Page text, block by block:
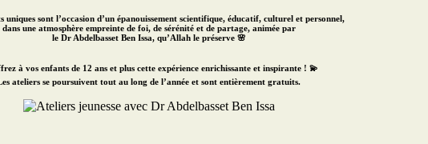
uniques sont l’occasion d’un épanouissement scientifique, éducatif, culturel et personnel,
dans une atmosphère empreinte de foi, de sérénité et de partage, animée par
le Dr Abdelbasset Ben Issa, qu’Allah le préserve 🌸
à vos enfants de 12 ans et plus cette expérience enrichissante et inspirante ! 💫
ateliers se poursuivent tout au long de l’année et sont entièrement gratuits.